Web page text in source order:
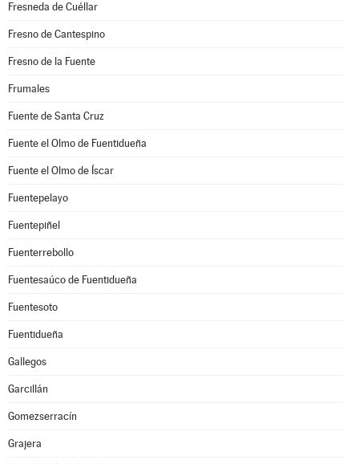
Fresneda de Cuéllar
Fresno de Cantespino
Fresno de la Fuente
Frumales
Fuente de Santa Cruz
Fuente el Olmo de Fuentidueña
Fuente el Olmo de Íscar
Fuentepelayo
Fuentepiñel
Fuenterrebollo
Fuentesaúco de Fuentidueña
Fuentesoto
Fuentidueña
Gallegos
Garcillán
Gomezserracín
Grajera